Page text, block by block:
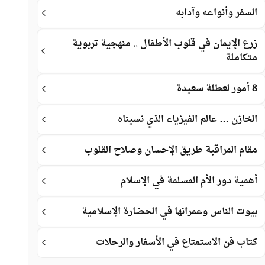
السفر وأنواعه وآدابه
زرع الإيمان في قلوب الأطفال .. منهجية تربوية
متكاملة
8 أمور لعطلة سعيدة
الخازن … عالم الفيزياء الذي نسيناه
مقام المراقبة طريق الإحسان وصلاح القلوب
أهمية دور الأم المسلمة في الإسلام
بيوت الناس وعمرانها في الحضارة الإسلامية
كتاب فن الاستمتاع في الأسفار والرحلات